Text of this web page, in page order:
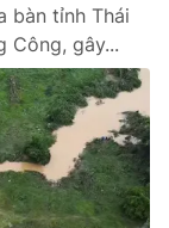
bàn tỉnh Thái
Công, gây...